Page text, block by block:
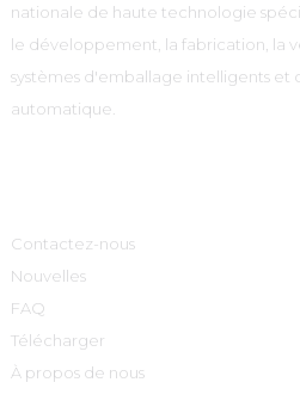
nationale de haute technologie
le développement, la fabrication, la
systèmes d'emballage intelligents
automatique.
Contactez-nous
Nouvelles
FAQ
Télécharger
À propos de nous